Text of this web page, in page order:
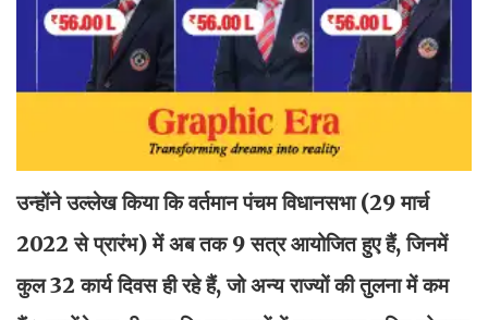
उन्होंने उल्लेख किया कि वर्तमान पंचम विधानसभा (29 मार्च
2022 से प्रारंभ) में अब तक 9 सत्र आयोजित हुए हैं, जिनमें
कुल 32 कार्य दिवस ही रहे हैं, जो अन्य राज्यों की तुलना में कम